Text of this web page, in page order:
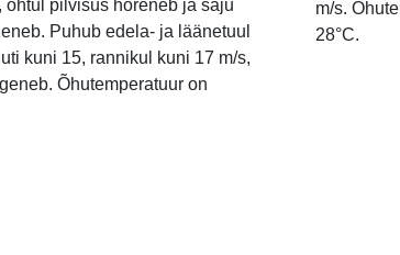
õhtul pilvisus hõreneb ja saju
Puhub edela- ja läänetuul
kuni 15, rannikul kuni 17 m/s,
Õhutemperatuur on
m/s.
28°C.